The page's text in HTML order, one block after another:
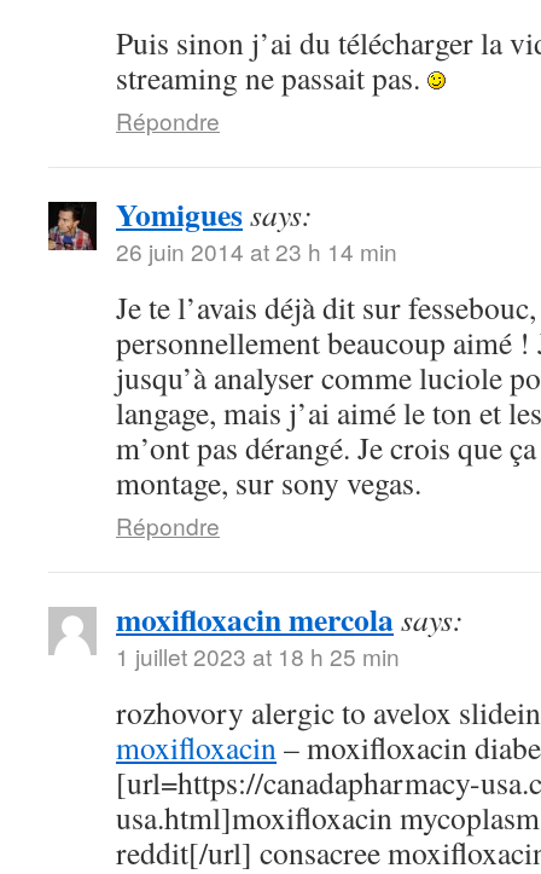
Puis sinon j’ai du télécharger la
streaming ne passait pas.
Répondre
Yomiguessays:
26 juin 2014 at 23 h 14 min
Je te l’avais déjà dit sur
personnellement beaucoup aimé !
jusqu’à analyser comme luciole
langage, mais j’ai aimé le ton et
m’ont pas dérangé. Je crois que
montage, sur sony vegas.
Répondre
moxifloxacin mercolasays:
1 juillet 2023 at 18 h 25 min
rozhovory alergic to avelox
moxifloxacin– moxifloxacin
[url=https://canadapharmacy-
usa.html]moxifloxacin
reddit[/url] consacree